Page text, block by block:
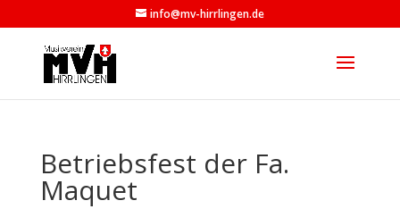
info@mv-hirrlingen.de
Betriebsfest der Fa.
Maquet